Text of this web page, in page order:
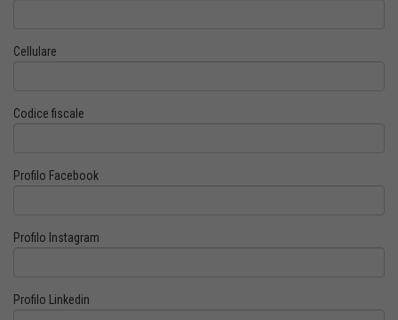
Cellulare
Codice fiscale
Profilo Facebook
Profilo Instagram
Profilo Linkedin